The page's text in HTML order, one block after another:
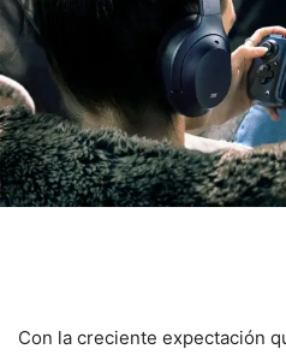
Con la creciente expectación